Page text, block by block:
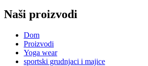
Naši proizvodi
Dom
Proizvodi
Yoga wear
sportski grudnjaci i majice